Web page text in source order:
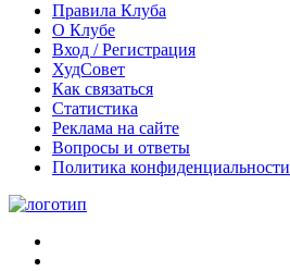
Правила Клуба
О Клубе
Вход / Регистрация
ХудСовет
Как связаться
Статистика
Реклама на сайте
Вопросы и ответы
Политика конфиденциальности